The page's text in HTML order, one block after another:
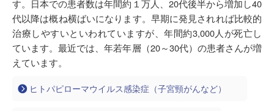
す。日本での患者数は年間約１万人、20代後半から増加し40
代以降は概ね横ばいになります。早期に発見されれば比較的
治療しやすいといわれていますが、年間約3,000人が死亡し
ています。最近では、年若年層（20～30代）の患者さんが増
えています。
ヒトパピローマウイルス感染症（子宮頸がんなど）